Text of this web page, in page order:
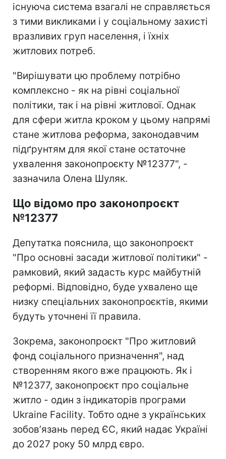
існуюча система взагалі не справляється
з тими викликами і у соціальному захисті
вразливих груп населення, і їхніх
житлових потреб.
"Вирішувати цю проблему потрібно
комплексно - як на рівні соціальної
політики, так і на рівні житлової. Однак
для сфери житла кроком у цьому напрямі
стане житлова реформа, законодавчим
підґрунтям для якої стане остаточне
ухвалення законопроєкту №12377", -
зазначила Олена Шуляк.
Що відомо про законопроєкт
№12377
Депутатка пояснила, що законопроєкт
"Про основні засади житлової політики" -
рамковий, який задасть курс майбутній
реформі. Відповідно, буде ухвалено ще
низку спеціальних законопроєктів, якими
будуть уточнені її правила.
Зокрема, законопроєкт "Про житловий
фонд соціального призначення", над
створенням якого вже працюють. Як і
№12377, законопроєкт про соціальне
житло - один з індикаторів програми
Ukraine Facility. Тобто одне з українських
зобовʼязань перед ЄС, який надає Україні
до 2027 року 50 млрд євро.